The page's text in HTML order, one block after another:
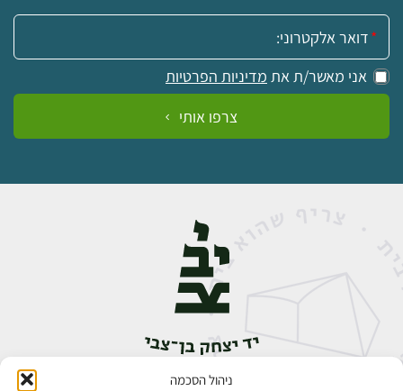
ניהול הסכמה
אימייל:
אני מאשר/ת את מדיניות הפרטיות
צרפו אותי
אבן גבירול 14, רחביה, ירושלים